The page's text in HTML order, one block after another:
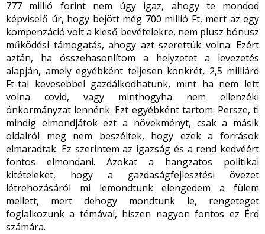
777 millió forint nem úgy igaz, ahogy te mondod
képviselő úr, hogy bejött még 700 millió Ft, mert az egy
kompenzáció volt a kieső bevételekre, nem plusz bónusz
működési támogatás, ahogy azt szerettük volna. Ezért
aztán, ha összehasonlítom a helyzetet a levezetés
alapján, amely egyébként teljesen konkrét, 2,5 milliárd
Ft-tal kevesebbel gazdálkodhatunk, mint ha nem lett
volna covid, vagy minthogyha nem ellenzéki
önkormányzat lennénk. Ezt egyébként tartom. Persze, ti
mindig elmondjátok ezt a növekményt, csak a másik
oldalról meg nem beszéltek, hogy ezek a források
elmaradtak. Ez szerintem az igazság és a rend kedvéért
fontos elmondani. Azokat a hangzatos politikai
kitételeket, hogy a gazdaságfejlesztési övezet
létrehozásáról mi lemondtunk elengedem a fülem
mellett, mert dehogy mondtunk le, rengeteget
foglalkozunk a témával, hiszen nagyon fontos ez Érd
számára.